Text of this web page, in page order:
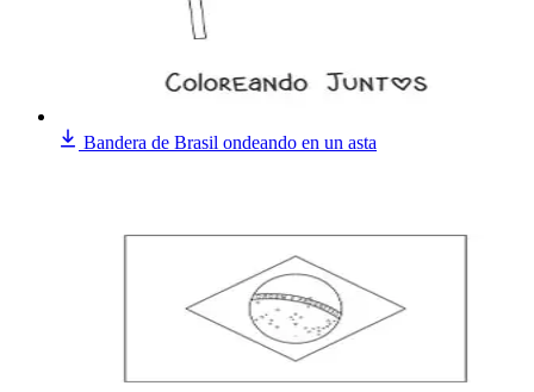
Bandera de Brasil ondeando en un asta